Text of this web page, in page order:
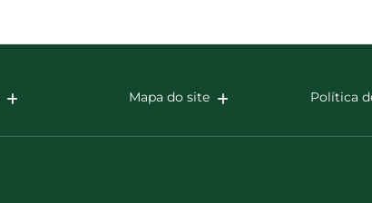
Mapa do site Política